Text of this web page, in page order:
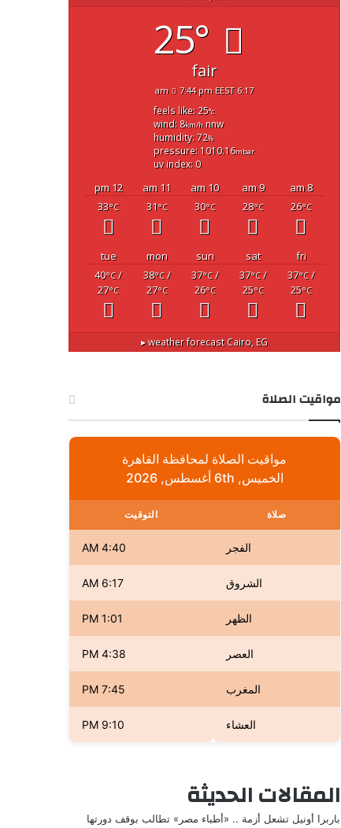
25°
fair
6:17 am
7:44 pm EEST
feels like: 25°c
wind: 8km/h nnw
humidity: 72%
pressure: 1010.16mbar
uv index: 0
8 am
9 am
10 am
11 am
12 pm
26°C
28°C
30°C
31°C
33°C
fri
sat
sun
mon
tue
37°C/
25°C
37°C/
25°C
37°C/
26°C
38°C/
27°C
40°C/
27°C
Cairo, EG
weather forecast ▸
مواقيت الصلاة
مواقيت الصلاة لمحافظة القاهرة
الخميس, 6th أغسطس, 2026
صلاة التوقيت
الفجر 4:40 AM
الشروق 6:17 AM
الظهر 1:01 PM
العصر 4:38 PM
المغرب 7:45 PM
العشاء 9:10 PM
المقالات الحديثة
باربرا أونيل تشعل أزمة .. «أطباء مصر» تطالب بوقف دورتها